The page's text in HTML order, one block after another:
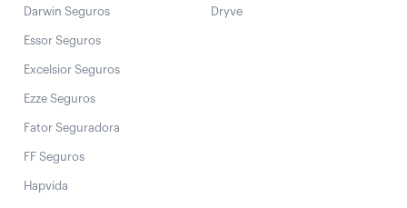
Darwin Seguros
Essor Seguros
Excelsior Seguros
Ezze Seguros
Fator Seguradora
FF Seguros
Hapvida
Dryve